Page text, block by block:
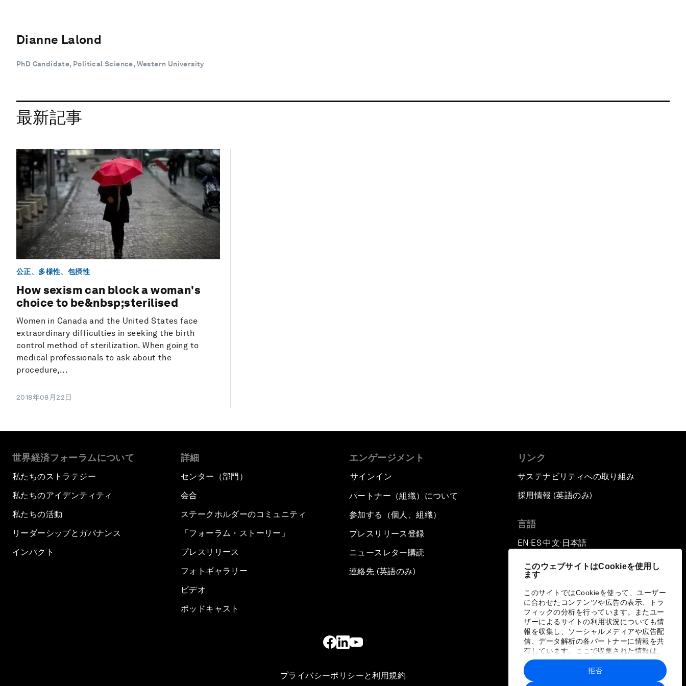
このウェブサイトはCookieを使用し
ます
このサイトではCookieを使って、ユーザー
に合わせたコンテンツや広告の表示、トラ
フィックの分析を行っています。またユー
ザーによるサイトの利用状況についても情
報を収集し、ソーシャルメディアや広告配
信、データ解析の各パートナーに情報を共
有しています。ここで収集された情報は、
ユーザーが各パートナーに提供した他の情
報や各パートナーのサービスを使用した際
に収集された情報と組み合わされ、各パー
拒否
Dianne Lalond
PhD Candidate, Political Science, Western University
最新記事
公正、多様性、包摂性
How sexism can block a woman's
choice to be&nbsp;sterilised
Women in Canada and the United States face
extraordinary difficulties in seeking the birth
control method of sterilization. When going to
medical professionals to ask about the
procedure,...
2018年08月22日
世界経済フォーラムについて
私たちのストラテジー
私たちのアイデンティティ
私たちの活動
リーダーシップとガバナンス
インパクト
詳細
センター（部門）
会合
ステークホルダーのコミュニティ
「フォーラム・ストーリー」
プレスリリース
フォトギャラリー
ビデオ
ポッドキャスト
エンゲージメント
サインイン
パートナー（組織）について
参加する（個人、組織）
プレスリリース登録
ニュースレター購読
連絡先 (英語のみ)
リンク
サステナビリティへの取り組み
採用情報 (英語のみ)
言語
EN ▪ ES▪中文▪ 日本語
プライバシーポリシーと利用規約